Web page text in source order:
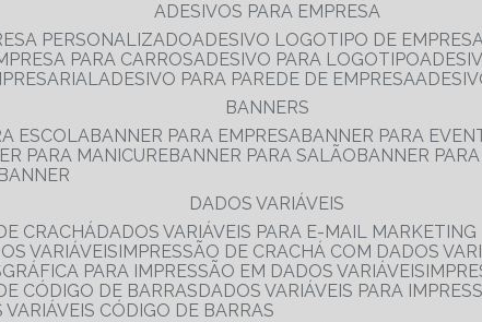
ADESIVOS PARA EMPRESA
PERSONALIZADO ADESIVO LOGOTIPO DE
PARA CARROS ADESIVO PARA LOGOTIPO
ADESIVO PARA PAREDE DE EMPRESA
BANNERS
ESCOLA BANNER PARA EMPRESA BANNER PARA
PARA MANICURE BANNER PARA SALÃO BANNER
DADOS VARIÁVEIS
CRACHÁ
DADOS VARIÁVEIS PARA E-MAIL MARKETING
VARIÁVEIS IMPRESSÃO DE CRACHÁ COM DADOS
GRÁFICA PARA IMPRESSÃO EM DADOS VARIÁVEIS
CÓDIGO DE BARRAS
DADOS VARIÁVEIS PARA
VARIÁVEIS CÓDIGO DE BARRAS